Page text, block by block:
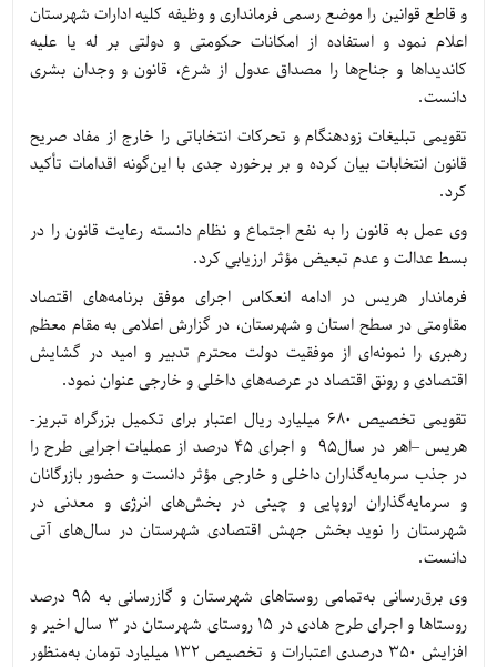
و قاطع قوانین را موضع رسمی فرمانداری و وظیفه کلیه ادارات شهرستان
اعلام نمود و استفاده از امکانات حکومتی و دولتی بر له یا علیه
کاندیداها و جناح‌ها را مصداق عدول از شرع، قانون و وجدان بشری
دانست.
تقویمی تبلیغات زودهنگام و تحرکات انتخاباتی را خارج از مفاد صریح
قانون انتخابات بیان کرده و بر برخورد جدی با این‌گونه اقدامات تأکید
کرد.
وی عمل به قانون را به نفع اجتماع و نظام دانسته رعایت قانون را در
بسط عدالت و عدم تبعیض مؤثر ارزیابی کرد.
فرماندار هریس در ادامه انعکاس اجرای موفق برنامه‌های اقتصاد
مقاومتی در سطح استان و شهرستان، در گزارش اعلامی به مقام معظم
رهبری را نمونه‌ای از موفقیت دولت محترم تدبیر و امید در گشایش
اقتصادی و رونق اقتصاد در عرصه‌های داخلی و خارجی عنوان نمود.
تقویمی تخصیص 680 میلیارد ریال اعتبار برای تکمیل بزرگراه تبریز-
هریس –اهر در سال95 و اجرای 45 درصد از عملیات اجرایی طرح را
در جذب سرمایه‌گذاران داخلی و خارجی مؤثر دانست و حضور بازرگانان
و سرمایه‌گذاران اروپایی و چینی در بخش‌های انرژی و معدنی در
شهرستان را نوید بخش جهش اقتصادی شهرستان در سال‌های آتی
دانست.
وی برق‌رسانی به‌تمامی روستاهای شهرستان و گازرسانی به 95 درصد
روستاها و اجرای طرح هادی در 15 روستای شهرستان در 3 سال اخیر و
افزایش 350 درصدی اعتبارات و تخصیص 132 میلیارد تومان به‌منظور